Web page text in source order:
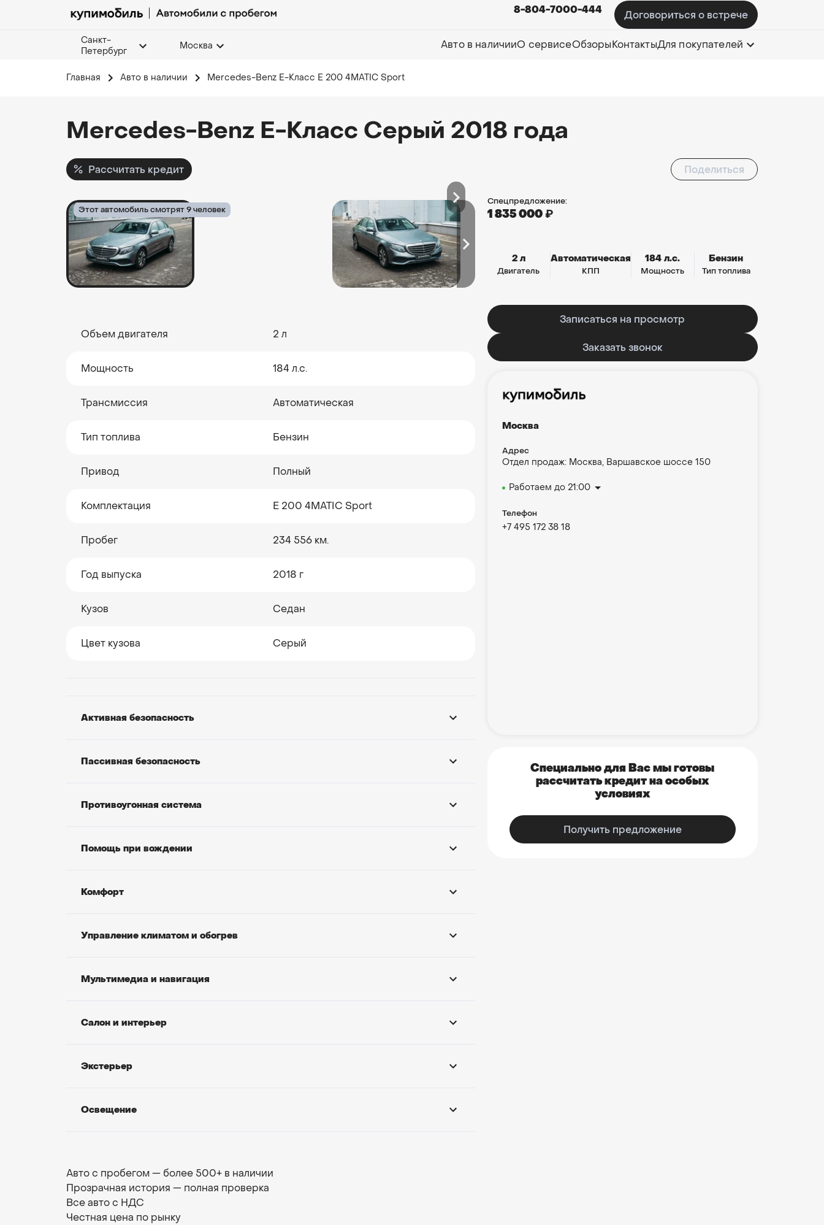
8-804-7000-444 Договориться о встрече
Санкт-
Петербург
Москва Авто в наличииО сервисеОбзорыКонтактыДля покупателей
Главная Авто в наличии Mercedes-Benz E-Класс E 200 4MATIC Sport
Mercedes-Benz E-Класс Серый 2018 года
Рассчитать кредит Поделиться
Этот автомобиль смотрят 9 человек
Активная безопасность
Пассивная безопасность
Противоугонная система
Помощь при вождении
Комфорт
Управление климатом и обогрев
Мультимедиа и навигация
Салон и интерьер
Экстерьер
Освещение
Объем двигателя 2 л
Мощность 184 л.с.
Трансмиссия Автоматическая
Тип топлива Бензин
Привод Полный
Комплектация E 200 4MATIC Sport
Пробег 234 556 км.
Год выпуска 2018 г
Кузов Седан
Цвет кузова Серый
Авто с пробегом — более 500+ в наличии
Прозрачная история — полная проверка
Все авто с НДС
Честная цена по рынку
Спецпредложение:
1 835 000₽
2 л
Двигатель
Автоматическая
КПП
184 л.с.
Мощность
Бензин
Тип топлива
Записаться на просмотр
Заказать звонок
Специально для Вас мы готовы
рассчитать кредит на особых
условиях
Получить предложение
Москва
Адрес
Отдел продаж: Москва, Варшавское шоссе 150
Работаем до 21:00
Телефон
+7 495 172 38 18